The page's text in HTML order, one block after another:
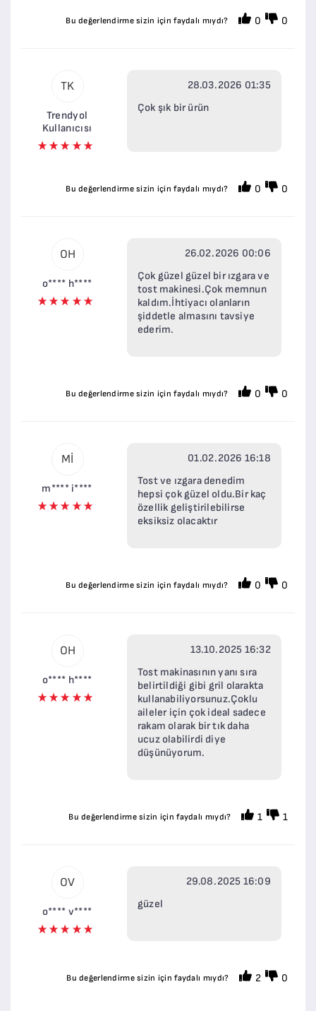
Bu değerlendirme sizin için faydalı mıydı? 0 0
TK
Trendyol
Kullanıcısı
28.03.2026 01:35
Çok şık bir ürün
Bu değerlendirme sizin için faydalı mıydı? 0 0
OH
o**** h****
26.02.2026 00:06
Çok güzel güzel bir ızgara ve
tost makinesi.Çok memnun
kaldım.İhtiyacı olanların
şiddetle almasını tavsiye
ederim.
Bu değerlendirme sizin için faydalı mıydı? 0 0
Mİ
m**** i****
01.02.2026 16:18
Tost ve ızgara denedim
hepsi çok güzel oldu.Bir kaç
özellik geliştirilebilirse
eksiksiz olacaktır
Bu değerlendirme sizin için faydalı mıydı? 0 0
OH
o**** h****
13.10.2025 16:32
Tost makinasının yanı sıra
belirtildiği gibi gril olarakta
kullanabiliyorsunuz.Çoklu
aileler için çok ideal sadece
rakam olarak bir tık daha
ucuz olabilirdi diye
düşünüyorum.
Bu değerlendirme sizin için faydalı mıydı? 1 1
OV
o**** v****
29.08.2025 16:09
güzel
Bu değerlendirme sizin için faydalı mıydı? 2 0